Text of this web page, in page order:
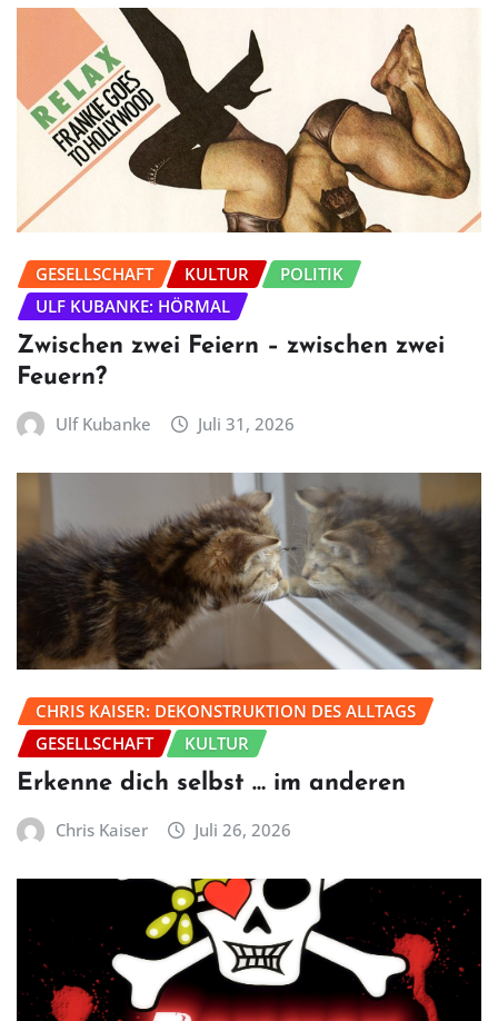
GESELLSCHAFT KULTUR
POLITIK
ULF KUBANKE: HÖRMAL
Zwischen zwei Feiern – zwischen zwei
Feuern?
Ulf Kubanke Juli 31, 2026
CHRIS KAISER: DEKONSTRUKTION DES ALLTAGS
GESELLSCHAFT
KULTUR
Erkenne dich selbst … im anderen
Chris Kaiser Juli 26, 2026